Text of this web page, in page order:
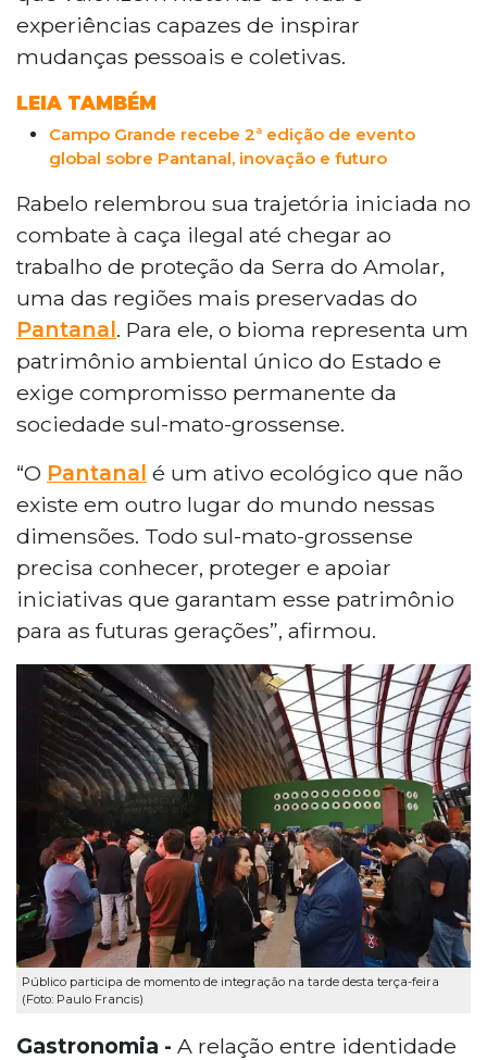
coronel Ângelo Rabelo, do Instituto
Homem Pantaneiro, e a representante do
Instituto Libio, Raquel Machado, que
abordou o combate ao tráfico de animais
silvestres.
experiências capazes de inspirar
mudanças pessoais e coletivas.
LEIA TAMBÉM
Campo Grande recebe 2ª edição de evento
global sobre Pantanal, inovação e futuro
Rabelo relembrou sua trajetória iniciada no
combate à caça ilegal até chegar ao
trabalho de proteção da Serra do Amolar,
uma das regiões mais preservadas do
Pantanal. Para ele, o bioma representa um
patrimônio ambiental único do Estado e
exige compromisso permanente da
sociedade sul-mato-grossense.
“O Pantanal é um ativo ecológico que não
existe em outro lugar do mundo nessas
dimensões. Todo sul-mato-grossense
precisa conhecer, proteger e apoiar
iniciativas que garantam esse patrimônio
para as futuras gerações”, afirmou.
Público participa de momento de integração na tarde desta terça-feira
(Foto: Paulo Francis)
Gastronomia - A relação entre identidade